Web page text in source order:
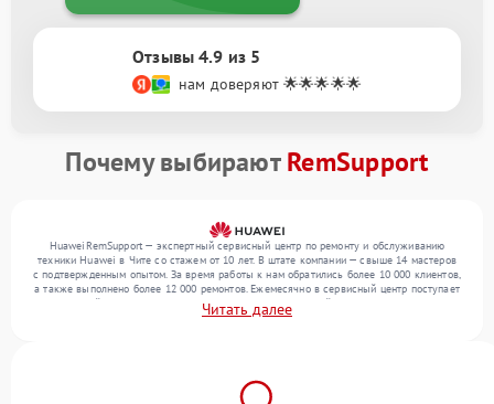
Отзывы 4.9 из 5
нам доверяют 🌟🌟🌟🌟🌟
Почему выбираютRemSupport
HuaweiRemSupport — экспертный сервисный центр по ремонту и обслуживанию
техники Huawei в Чите со стажем от 10 лет. В штате компании — свыше 14 мастеров
с подтвержденным опытом. За время работы к нам обратились более 10 000 клиентов,
а также выполнено более 12 000 ремонтов. Ежемесячно в сервисный центр поступает
от 300 устройств, включая , , . Мы устраняем поломки любой сложности и гарантируем
высокое качество обслуживания благодаря отлаженным процессам ремонта.
Читать далее